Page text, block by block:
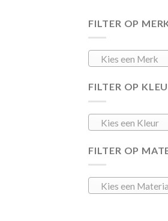
FILTER OP
Kies een Merk
FILTER OP
Kies een Kleur
FILTER OP
Kies een